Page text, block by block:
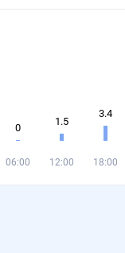
0
06:00
1.5
12:00
3.4
18:00